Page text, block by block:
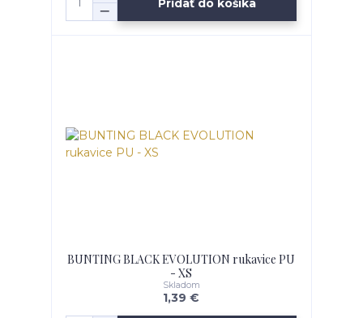
Pridať do košíka
BUNTING BLACK EVOLUTION rukavice PU
- XS
1,39 €
Skladom